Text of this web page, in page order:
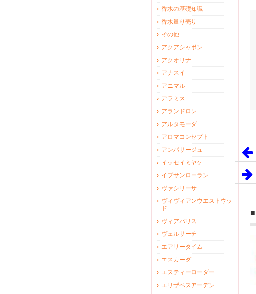
香水の基礎知識
香水量り売り
その他
アクアシャボン
アクオリナ
アナスイ
アニマル
アラミス
アランドロン
アルタモーダ
アロマコンセプト
アンパサージュ
イッセイミヤケ
イブサンローラン
ヴァシリーサ
ヴィヴィアンウエストウッ
ド
ヴィアパリス
ヴェルサーチ
エアリータイム
エスカーダ
エスティーローダー
エリザベスアーデン